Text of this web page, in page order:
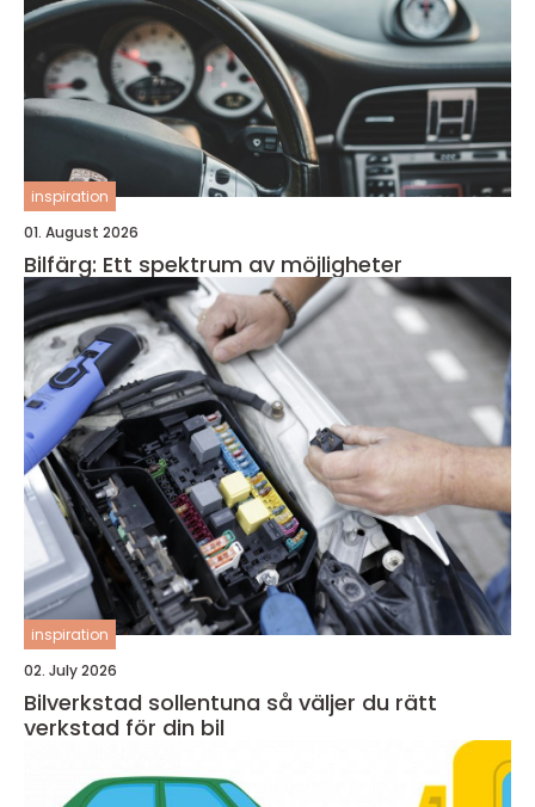
inspiration
01. August 2026
Bilfärg: Ett spektrum av möjligheter
inspiration
02. July 2026
Bilverkstad sollentuna så väljer du rätt
verkstad för din bil